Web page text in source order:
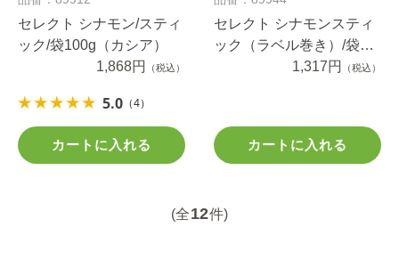
セレクト シナモン/スティ
ック/袋100g（カシア）
1,868円
（税込）
5.0 （4）
カートに入れる
セレクト シナモンスティ
ック（ラベル巻き）/袋
65g（カシア）1,317円 （税込）
カートに入れる
(全12件)